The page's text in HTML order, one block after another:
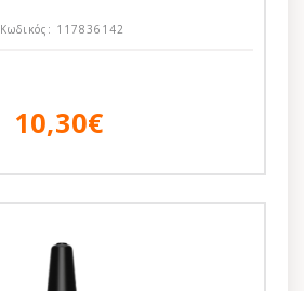
Κωδικός: 117836142
10,30€